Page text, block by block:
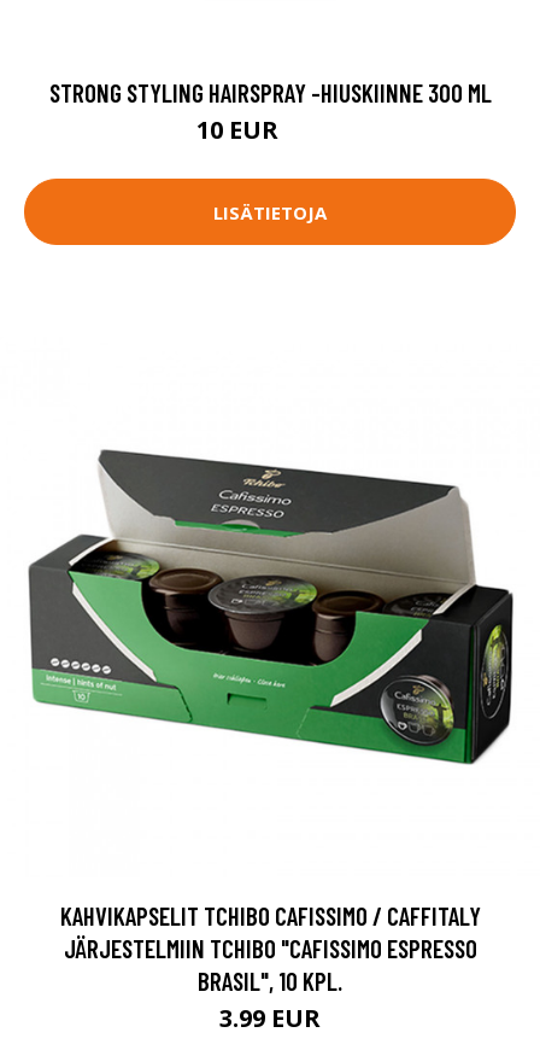
STRONG STYLING HAIRSPRAY -HIUSKIINNE 300 ML
10 EUR
LISÄTIETOJA
KAHVIKAPSELIT TCHIBO CAFISSIMO / CAFFITALY
JÄRJESTELMIIN TCHIBO "CAFISSIMO ESPRESSO
BRASIL", 10 KPL.
3.99 EUR